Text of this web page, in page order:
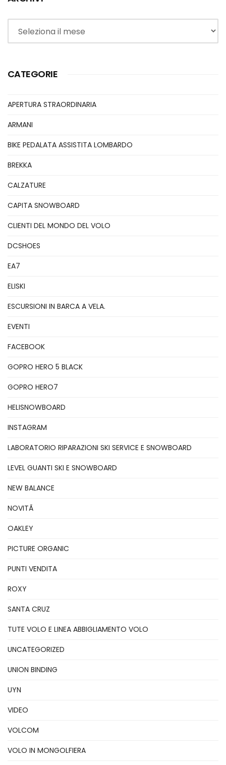
Archivi
CATEGORIE
APERTURA STRAORDINARIA
ARMANI
BIKE PEDALATA ASSISTITA LOMBARDO
BREKKA
CALZATURE
CAPITA SNOWBOARD
CLIENTI DEL MONDO DEL VOLO
DCSHOES
EA7
ELISKI
ESCURSIONI IN BARCA A VELA.
EVENTI
FACEBOOK
GOPRO HERO 5 BLACK
GOPRO HERO7
HELISNOWBOARD
INSTAGRAM
LABORATORIO RIPARAZIONI SKI SERVICE E SNOWBOARD
LEVEL GUANTI SKI E SNOWBOARD
NEW BALANCE
NOVITÃ
OAKLEY
PICTURE ORGANIC
PUNTI VENDITA
ROXY
SANTA CRUZ
TUTE VOLO E LINEA ABBIGLIAMENTO VOLO
UNCATEGORIZED
UNION BINDING
UYN
VIDEO
VOLCOM
VOLO IN MONGOLFIERA